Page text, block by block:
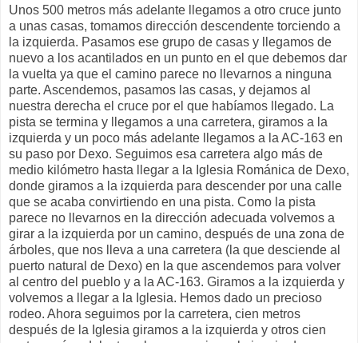
Unos 500 metros más adelante llegamos a otro cruce junto
a unas casas, tomamos dirección descendente torciendo a
la izquierda. Pasamos ese grupo de casas y llegamos de
nuevo a los acantilados en un punto en el que debemos dar
la vuelta ya que el camino parece no llevarnos a ninguna
parte. Ascendemos, pasamos las casas, y dejamos al
nuestra derecha el cruce por el que habíamos llegado. La
pista se termina y llegamos a una carretera, giramos a la
izquierda y un poco más adelante llegamos a la AC-163 en
su paso por Dexo. Seguimos esa carretera algo más de
medio kilómetro hasta llegar a la Iglesia Románica de Dexo,
donde giramos a la izquierda para descender por una calle
que se acaba convirtiendo en una pista. Como la pista
parece no llevarnos en la dirección adecuada volvemos a
girar a la izquierda por un camino, después de una zona de
árboles, que nos lleva a una carretera (la que desciende al
puerto natural de Dexo) en la que ascendemos para volver
al centro del pueblo y a la AC-163. Giramos a la izquierda y
volvemos a llegar a la Iglesia. Hemos dado un precioso
rodeo. Ahora seguimos por la carretera, cien metros
después de la Iglesia giramos a la izquierda y otros cien